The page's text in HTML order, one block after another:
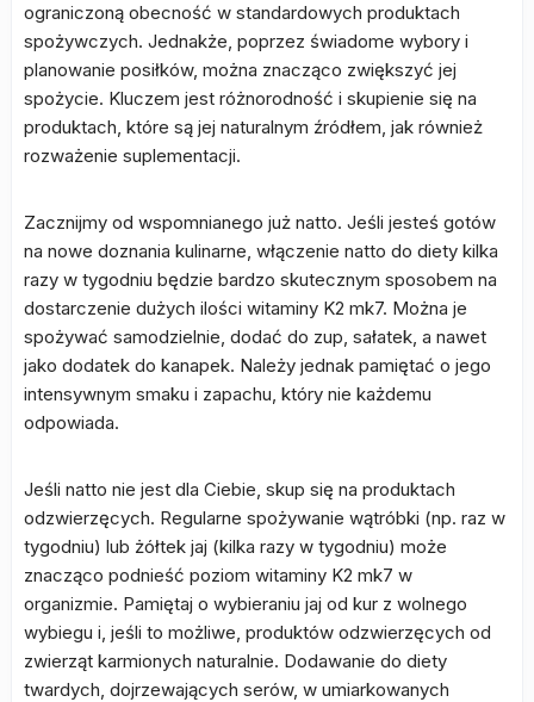
ograniczoną obecność w standardowych produktach
spożywczych. Jednakże, poprzez świadome wybory i
planowanie posiłków, można znacząco zwiększyć jej
spożycie. Kluczem jest różnorodność i skupienie się na
produktach, które są jej naturalnym źródłem, jak również
rozważenie suplementacji.
Zacznijmy od wspomnianego już natto. Jeśli jesteś gotów
na nowe doznania kulinarne, włączenie natto do diety kilka
razy w tygodniu będzie bardzo skutecznym sposobem na
dostarczenie dużych ilości witaminy K2 mk7. Można je
spożywać samodzielnie, dodać do zup, sałatek, a nawet
jako dodatek do kanapek. Należy jednak pamiętać o jego
intensywnym smaku i zapachu, który nie każdemu
odpowiada.
Jeśli natto nie jest dla Ciebie, skup się na produktach
odzwierzęcych. Regularne spożywanie wątróbki (np. raz w
tygodniu) lub żółtek jaj (kilka razy w tygodniu) może
znacząco podnieść poziom witaminy K2 mk7 w
organizmie. Pamiętaj o wybieraniu jaj od kur z wolnego
wybiegu i, jeśli to możliwe, produktów odzwierzęcych od
zwierząt karmionych naturalnie. Dodawanie do diety
twardych, dojrzewających serów, w umiarkowanych